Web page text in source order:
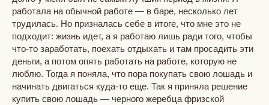
работала на обычной работе — в баре, несколько лет
трудилась. Но призналась себе в итоге, что мне это не
подходит: жизнь идет, а я работаю лишь ради того, чтобы
что-то заработать, поехать отдыхать и там просадить эти
деньги, а потом опять работать на работе, которую не
люблю. Тогда я поняла, что пора покупать свою лошадь и
начинать двигаться куда-то еще. Так я приняла решение
купить свою лошадь — черного жеребца фризской